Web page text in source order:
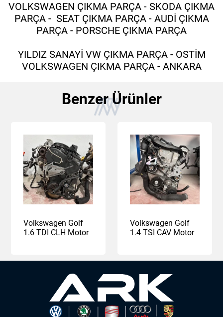
VOLKSWAGEN ÇIKMA PARÇA - SKODA ÇIKMA
PARÇA - SEAT ÇIKMA PARÇA - AUDİ ÇIKMA
PARÇA - PORSCHE ÇIKMA PARÇA
YILDIZ SANAYİ VW ÇIKMA PARÇA - OSTİM
VOLKSWAGEN ÇIKMA PARÇA - ANKARA
Benzer Ürünler
Volkswagen Golf
1.6 TDI CLH Motor
Volkswagen Golf
1.4 TSI CAV Motor